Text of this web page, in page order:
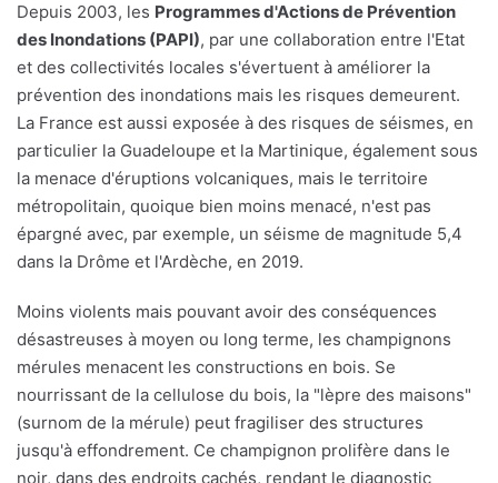
Depuis 2003, les Programmes d'Actions de Prévention
des Inondations (PAPI), par une collaboration entre l'Etat
et des collectivités locales s'évertuent à améliorer la
prévention des inondations mais les risques demeurent.
La France est aussi exposée à des risques de séismes, en
particulier la Guadeloupe et la Martinique, également sous
la menace d'éruptions volcaniques, mais le territoire
métropolitain, quoique bien moins menacé, n'est pas
épargné avec, par exemple, un séisme de magnitude 5,4
dans la Drôme et l'Ardèche, en 2019.
Moins violents mais pouvant avoir des conséquences
désastreuses à moyen ou long terme, les champignons
mérules menacent les constructions en bois. Se
nourrissant de la cellulose du bois, la "lèpre des maisons"
(surnom de la mérule) peut fragiliser des structures
jusqu'à effondrement. Ce champignon prolifère dans le
noir, dans des endroits cachés, rendant le diagnostic